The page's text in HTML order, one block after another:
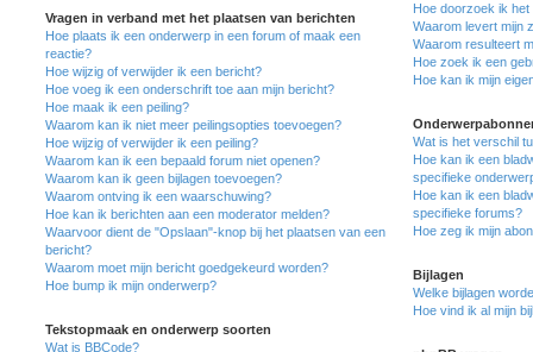
Vragen in verband met het plaatsen van berichten
Hoe plaats ik een onderwerp in een forum of maak een
reactie?
Hoe wijzig of verwijder ik een bericht?
Hoe voeg ik een onderschrift toe aan mijn bericht?
Hoe maak ik een peiling?
Waarom kan ik niet meer peilingsopties toevoegen?
Hoe wijzig of verwijder ik een peiling?
Waarom kan ik een bepaald forum niet openen?
Waarom kan ik geen bijlagen toevoegen?
Waarom ontving ik een waarschuwing?
Hoe kan ik berichten aan een moderator melden?
Waarvoor dient de "Opslaan"-knop bij het plaatsen van een
bericht?
Waarom moet mijn bericht goedgekeurd worden?
Hoe bump ik mijn onderwerp?
Tekstopmaak en onderwerp soorten
Wat is BBCode?
Hoe doorzoek ik het
Waarom levert mijn
Waarom resulteert
Hoe zoek ik een
Hoe kan ik mijn
Wat is het verschil
Hoe kan ik een
specifieke
Hoe kan ik een
specifieke forums?
Hoe zeg ik mijn
Bijlagen
Welke bijlagen
Hoe vind ik al mijn